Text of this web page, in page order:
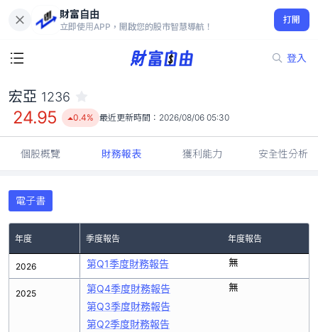
財富自由
立即使用APP，開啟您的股市智慧導航！
打開
登入
24.95
0.4%
宏亞 1236
24.95 0.4% 最近更新時間： 2026/08/06 05:30
個股概覽 財務報表 獲利能力 安全性分析
電子書
年度 季度報告 年度報告
2026
2025
第Q1季度財務報告 無
第Q4季度財務報告
第Q3季度財務報告
第Q2季度財務報告
無